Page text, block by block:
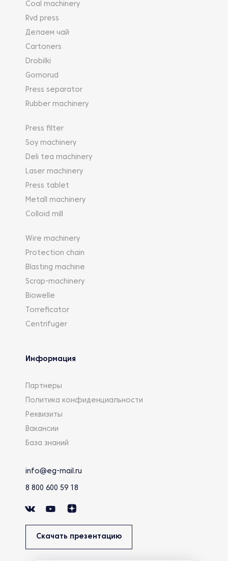
Coal machinery
Rvd press
Делаем чай
Cartoners
Drobilki
Gornorud
Press separator
Rubber machinery
Press filter
Soy machinery
Deli tea machinery
Laser machinery
Press tablet
Metall machinery
Colloid mill
Wire machinery
Protection chain
Blasting machine
Scrap-machinery
Biowelle
Torreficator
Centrifuger
Информация
Партнеры
Политика конфиденциальности
Реквизиты
Вакансии
База знаний
info@eg-mail.ru
8 800 600 59 18
Скачать презентацию